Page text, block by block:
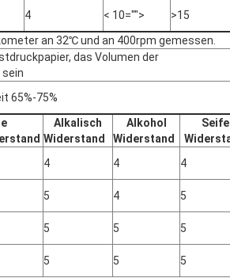
4 < 10="">
>15
an 32℃ und an 400rpm gemessen.
das Volumen der
65%-75%
Alkalisch
Widerstand
Alkohol
Widerstand
Seife
4 4
4
5 4
5
5 5
5
5 5
5